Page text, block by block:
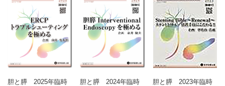
胆と膵 2025年臨時
胆と膵 2024年臨時
胆と膵 2023年臨時